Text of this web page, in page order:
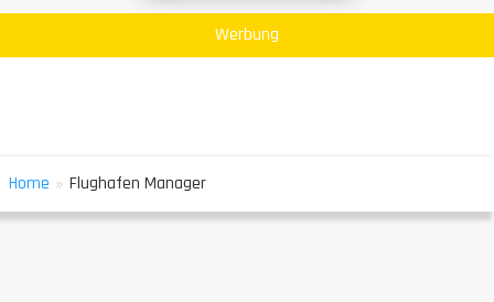
Werbung
Home » Flughafen Manager